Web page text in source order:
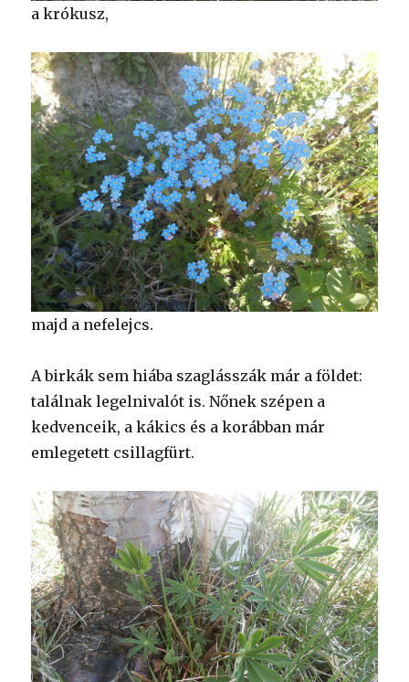
a krókusz,
majd a nefelejcs.
A birkák sem hiába szaglásszák már a földet:
találnak legelnivalót is. Nőnek szépen a
kedvenceik, a kákics és a korábban már
emlegetett csillagfürt.